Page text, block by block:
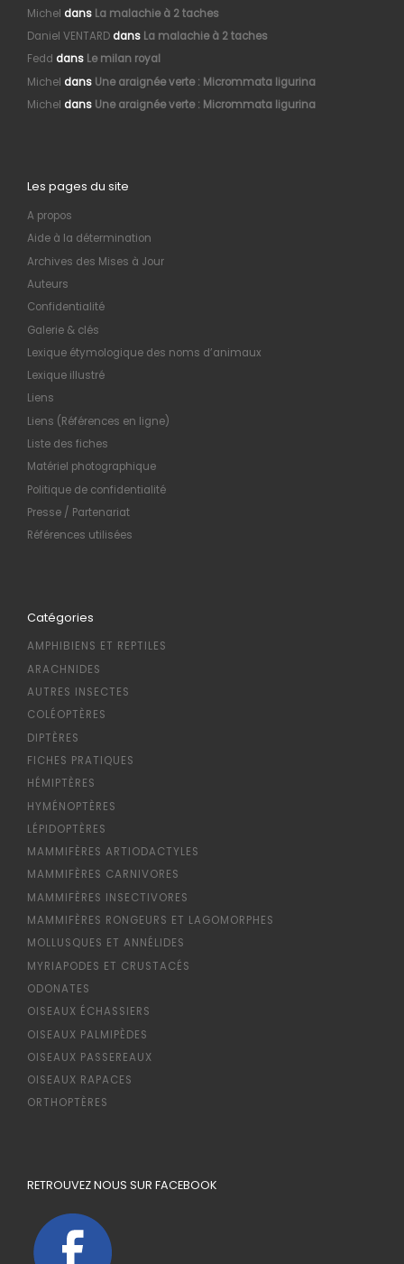
Michel dans La malachie à 2 taches
Daniel VENTARDdans La malachie à 2 taches
Fedd dans Le milan royal
Michel dans Une araignée verte : Micrommata ligurina
Michel dans Une araignée verte : Micrommata ligurina
Les pages du site
A propos
Aide à la détermination
Archives des Mises à Jour
Auteurs
Confidentialité
Galerie & clés
Lexique étymologique des noms d’animaux
Lexique illustré
Liens
Liens (Références en ligne)
Liste des fiches
Matériel photographique
Politique de confidentialité
Presse / Partenariat
Références utilisées
Catégories
AMPHIBIENS ET REPTILES
ARACHNIDES
AUTRES INSECTES
COLÉOPTÈRES
DIPTÈRES
FICHES PRATIQUES
HÉMIPTÈRES
HYMÉNOPTÈRES
LÉPIDOPTÈRES
MAMMIFÈRES ARTIODACTYLES
MAMMIFÈRES CARNIVORES
MAMMIFÈRES INSECTIVORES
MAMMIFÈRES RONGEURS ET LAGOMORPHES
MOLLUSQUES ET ANNÉLIDES
MYRIAPODES ET CRUSTACÉS
ODONATES
OISEAUX ÉCHASSIERS
OISEAUX PALMIPÈDES
OISEAUX PASSEREAUX
OISEAUX RAPACES
ORTHOPTÈRES
RETROUVEZ NOUS SUR FACEBOOK